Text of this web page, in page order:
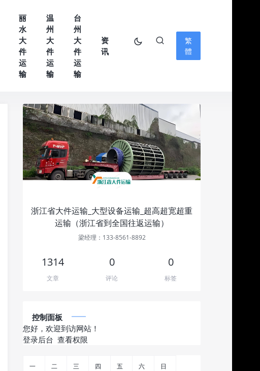
丽
水
大
件
运
输
温
州
大
件
运
输
台
州
大
件
运
输
资
讯
繁
體
浙江省大件运输_大型设备运输_超高超宽超重
运输（浙江省到全国往返运输）
梁经理：133-8561-8892
1314
文章
0
评论
0
标签
控制面板
您好，欢迎到访网站！
登录后台 查看权限
一 二 三 四 五 六 日